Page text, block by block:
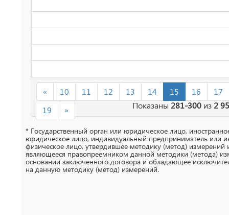
« 10 11 12 13 14 15 16
17
19
» Показаны 281-300 из2
* Государственный орган или юридическое лицо,
юридическое лицо, индивидуальный предприниматель или
физическое лицо, утвердившее методику (метод) измерений
являющееся правопреемником данной методики (метода)
основании заключенного договора и обладающее
на данную методику (метод) измерений.